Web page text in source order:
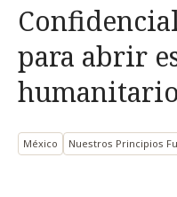
para abrir
México Nuestros Principios